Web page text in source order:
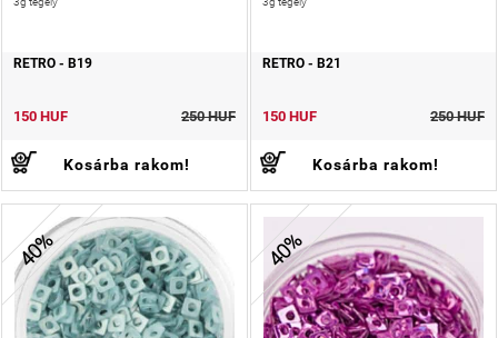
RETRO - B19
150 HUF 250 HUF
Kosárba rakom!
RETRO - B21
150 HUF 250 HUF
Kosárba rakom!
40% 40%